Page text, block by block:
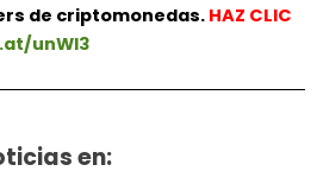
de criptomonedas. HAZ CLIC
unWl3
en: